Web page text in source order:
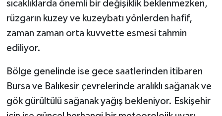
sıcaklıklarda önemli bir değişiklik beklenmezken,
rüzgarın kuzey ve kuzeybatı yönlerden hafif,
zaman zaman orta kuvvette esmesi tahmin
ediliyor.
Bölge genelinde ise gece saatlerinden itibaren
Bursa ve Balıkesir çevrelerinde aralıklı sağanak ve
gök gürültülü sağanak yağış bekleniyor. Eskişehir